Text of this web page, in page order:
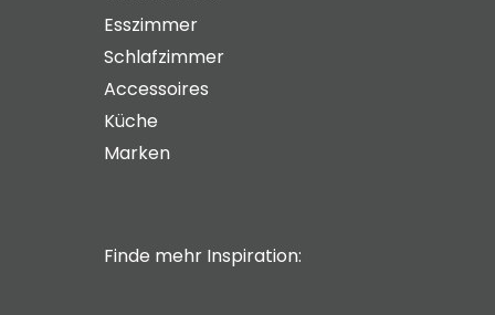
Esszimmer
Schlafzimmer
Accessoires
Küche
Marken
Finde mehr Inspiration: